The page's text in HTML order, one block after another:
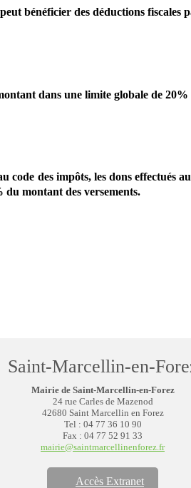
bénéficier des déductions fiscales
dans une limite globale de
des impôts, les dons effectués
du montant des versements.
Saint-Marcellin-en-
Mairie de Saint-Marcellin-en-Forez
24 rue Carles de Mazenod
42680 Saint Marcellin en Forez
Tel : 04 77 36 10 90
Fax : 04 77 52 91 33
mairie@saintmarcellinenforez.fr
Accès Extranet